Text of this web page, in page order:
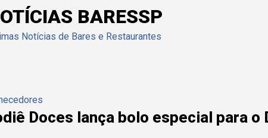
BARESSP
Notícias de Bares e Restaurantes
Doces lança bolo especial para o